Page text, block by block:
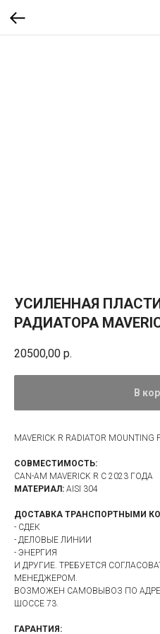
УСИЛЕННАЯ
РАДИАТОРА
20500,00 р.
В
MAVERICK R RADIATOR MOUNTING
СОВМЕСТИМОСТЬ:
CAN-AM MAVERICK R С 2023 ГОДА
МАТЕРИАЛ: AISI 304
ДОСТАВКА ТРАНСПОРТНЫМИ
- СДЕК
- ДЕЛОВЫЕ ЛИНИИ
- ЭНЕРГИЯ
И ДРУГИЕ. ТРЕБУЕТСЯ
МЕНЕДЖЕРОМ.
ВОЗМОЖЕН САМОВЫВОЗ ПО
ШОССЕ 73.
ГАРАНТИЯ: